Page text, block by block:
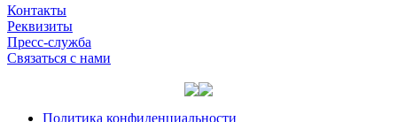
Контакты
Реквизиты
Пресс-служба
Связаться с нами
Политика конфиденциальности